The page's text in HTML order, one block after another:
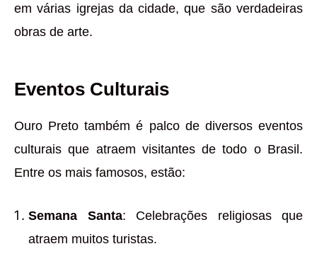
em várias igrejas da cidade, que são verdadeiras
obras de arte.
Eventos Culturais
Ouro Preto também é palco de diversos eventos
culturais que atraem visitantes de todo o Brasil.
Entre os mais famosos, estão:
Semana Santa: Celebrações religiosas que
atraem muitos turistas.